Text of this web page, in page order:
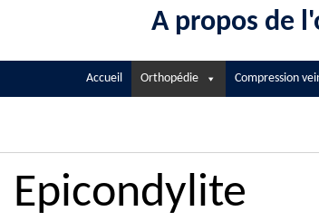
A propos de
Accueil Orthopédie Compression
Epicondylite